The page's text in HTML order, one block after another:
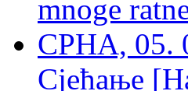
mnoge
СРНА, 05.
Сјећање